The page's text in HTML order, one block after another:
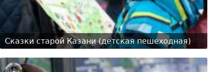
Сказки старой Казани (детская пешеходная)